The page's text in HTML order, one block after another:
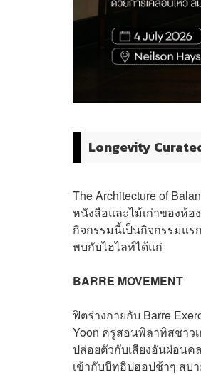
Longevity
The Architecture of
หนังสือและไม้เก่าของห้อ
กิจกรรมนี้เป็นกิจกรรมแร
พบกับไฮไลท์ได้แก่
BARRE MOVEMENT
ฟิตร่างกายกับ Barre
Yoon ครูสอนพิลาทิสชาว
ปล่อยตัวกับเสียงอันผ่อนค
เข้ากับบีทฮิปฮอปช้าๆ สบ